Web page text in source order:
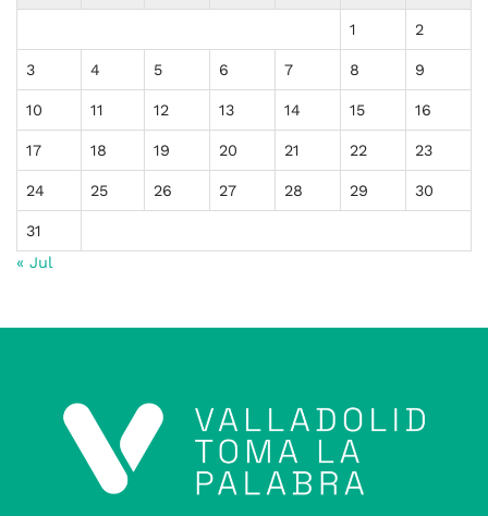
1 2
3 4 5 6 7 8 9
10 11 12 13 14 15 16
17 18 19 20 21 22 23
24 25 26 27 28 29 30
31
« Jul